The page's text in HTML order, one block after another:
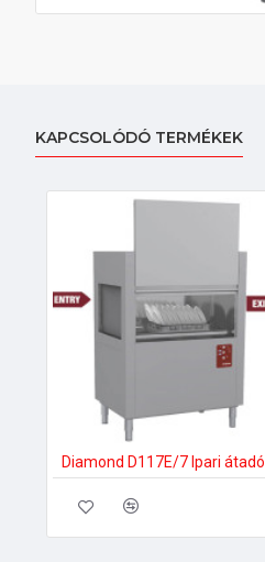
KAPCSOLÓDÓ TERMÉKEK